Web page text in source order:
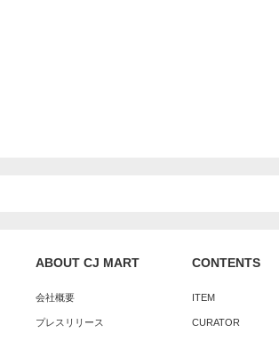
ABOUT CJ MART
会社概要
プレスリリース
CONTENTS
ITEM
CURATOR